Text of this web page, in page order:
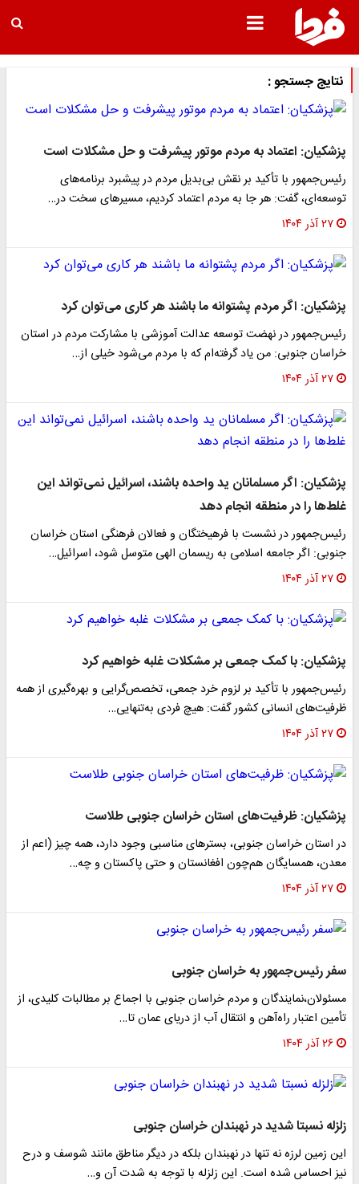
نتایج جستجو :
پزشکیان: اعتماد به مردم موتور پیشرفت و حل مشکلات است
رئیس‌جمهور با تأکید بر نقش بی‌بدیل مردم در پیشبرد برنامه‌های
توسعه‌ای، گفت: هر جا به مردم اعتماد کردیم، مسیرهای سخت در…
۲۷ آذر ۱۴۰۴
پزشکیان: اگر مردم پشتوانه ما باشند هر کاری می‌توان کرد
رئیس‌جمهور در نهضت توسعه عدالت آموزشی با مشارکت مردم در استان
خراسان جنوبی: من یاد گرفته‌ام که با مردم می‌شود خیلی از…
۲۷ آذر ۱۴۰۴
پزشکیان: اگر مسلمانان ید واحده باشند، اسرائیل نمی‌تواند این
غلط‌ها را در منطقه انجام دهد
رئیس‌جمهور در نشست با فرهیختگان و فعالان فرهنگی استان خراسان
جنوبی: اگر جامعه اسلامی به ریسمان الهی متوسل شود، اسرائیل…
۲۷ آذر ۱۴۰۴
پزشکیان: با کمک جمعی بر مشکلات غلبه خواهیم کرد
رئیس‌جمهور با تأکید بر لزوم خرد جمعی، تخصص‌گرایی و بهره‌گیری از همه
ظرفیت‌های انسانی کشور گفت: هیچ فردی به‌تنهایی…
۲۷ آذر ۱۴۰۴
پزشکیان: ظرفیت‌های استان خراسان جنوبی طلاست
در استان خراسان جنوبی، بسترهای مناسبی وجود دارد، همه چیز (اعم از
معدن، همسایگان هم‌چون افغانستان و حتی پاکستان و چه…
۲۷ آذر ۱۴۰۴
سفر رئیس‌جمهور به خراسان جنوبی
مسئولان،نمایندگان و مردم خراسان جنوبی با اجماع بر مطالبات کلیدی، از
تأمین اعتبار راه‌آهن و انتقال آب از دریای عمان تا…
۲۶ آذر ۱۴۰۴
زلزله نسبتا شدید در نهبندان خراسان جنوبی
این زمین لرزه نه تنها در نهبندان بلکه در دیگر مناطق مانند شوسف و درح
نیز احساس شده است. این زلزله با توجه به شدت آن و…